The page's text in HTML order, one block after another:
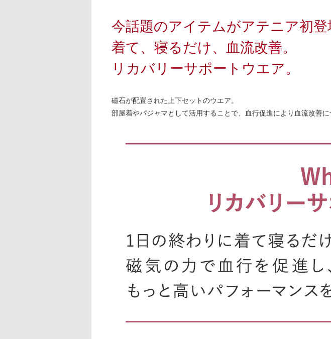
今話題のアイテムがアテニア初登
着て、寝るだけ、血流改善。
リカバリーサポートウエア。
磁石が配置された上下セットのウエア。
部屋着やパジャマとして活用することで、血行促進により血流改善に